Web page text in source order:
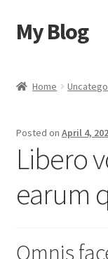
Skip
to
Skip
to
My Blog
Checkout
Shop
Home
Posted on April 4,
Libero
earum
Omnis